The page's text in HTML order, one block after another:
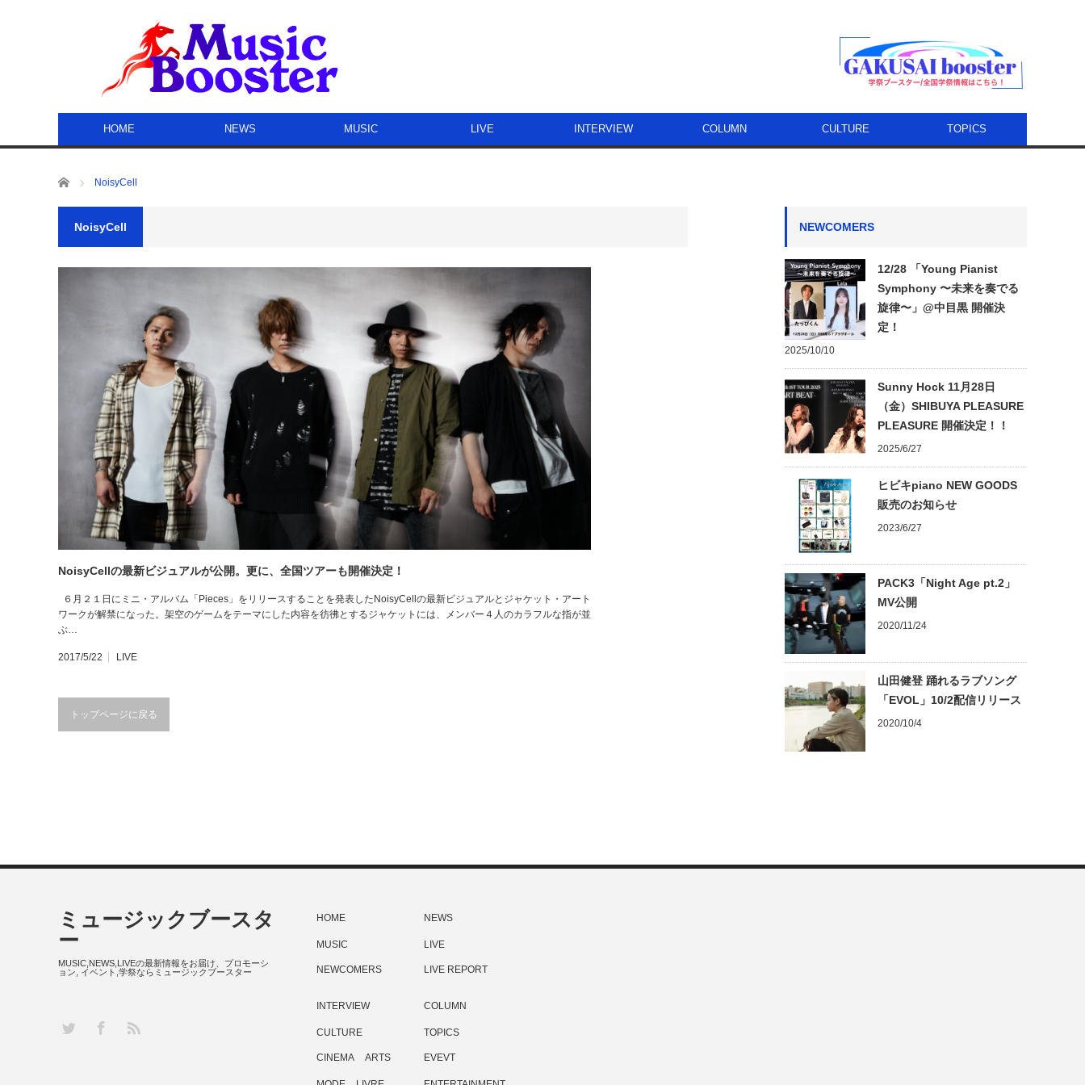
HOME NEWS MUSIC LIVE INTERVIEW COLUMN CULTURE TOPICS
ホーム NoisyCell
NoisyCell
NoisyCellの最新ビジュアルが公開。更に、全国ツアーも開催決定！
６月２１日にミニ・アルバム「Pieces」をリリースすることを発表したNoisyCellの最新ビジュアルとジャケット・アート
ワークが解禁になった。架空のゲームをテーマにした内容を彷彿とするジャケットには、メンバー４人のカラフルな指が並
ぶ…
2017/5/22 LIVE
トップページに戻る
NEWCOMERS
12/28 「Young Pianist
Symphony 〜未来を奏でる
旋律〜」@中目黒 開催決
定！
2025/10/10
Sunny Hock 11月28日
（金）SHIBUYA PLEASURE
PLEASURE 開催決定！！
2025/6/27
ヒビキpiano NEW GOODS
販売のお知らせ
2023/6/27
PACK3「Night Age pt.2」
MV公開
2020/11/24
山田健登 踊れるラブソング
「EVOL」10/2配信リリース
2020/10/4
HOME NEWS
MUSIC
NEWCOMERS
LIVE
LIVE REPORT
INTERVIEW COLUMN
CULTURE
CINEMA ARTS
TOPICS
EVEVT
ミュージックブースタ
ー
MUSIC,NEWS,LIVEの最新情報をお届け、プロモーシ
ョン, イベント,学祭ならミュージックブースター
Twitter Facebook
RSS